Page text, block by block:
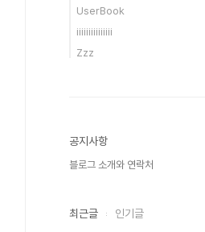
UserBook
iiiiiiiiiiiiiii
Zzz
공지사항
블로그 소개와 연락처
최근글 인기글